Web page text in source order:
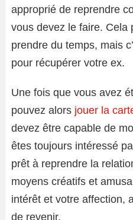
approprié de reprendre
vous devez le faire. Cela
prendre du temps, mais
pour récupérer votre ex.
Une fois que vous avez
pouvez alors jouer la
devez être capable de
êtes toujours intéressé
prêt à reprendre la
moyens créatifs et
intérêt et votre affection,
de revenir.